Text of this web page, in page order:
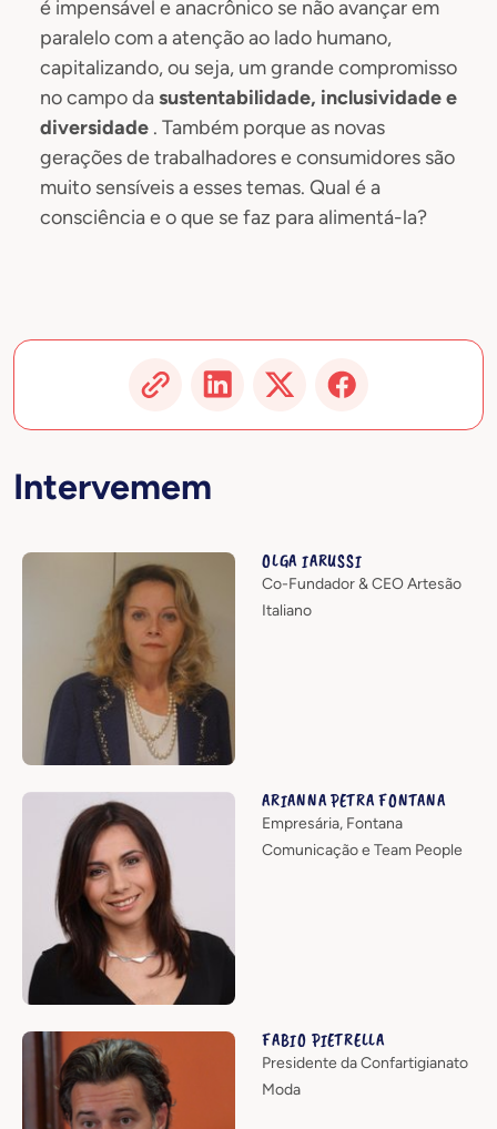
é impensável e anacrônico se não avançar em
paralelo com a atenção ao lado humano,
capitalizando, ou seja, um grande compromisso
no campo dasustentabilidade, inclusividade e
diversidade . Também porque as novas
gerações de trabalhadores e consumidores são
muito sensíveis a esses temas. Qual é a
consciência e o que se faz para alimentá-la?
Intervemem
OLGA IARUSSI
Co-Fundador & CEO Artesão
Italiano
ARIANNA PETRA FONTANA
Empresária, Fontana
Comunicação e Team People
FABIO PIETRELLA
Presidente da Confartigianato
Moda